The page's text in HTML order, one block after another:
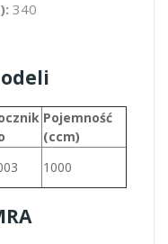
340
Pojemność
(ccm)
1000